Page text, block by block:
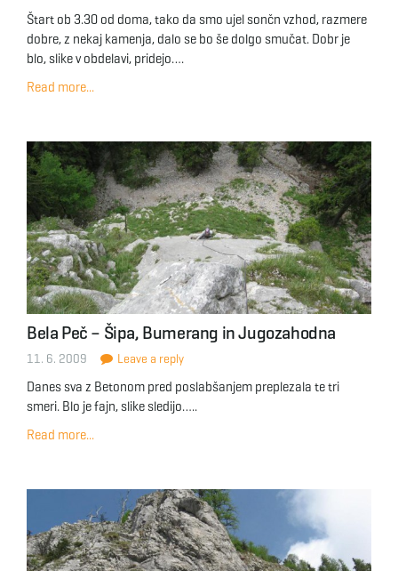
Štart ob 3.30 od doma, tako da smo ujel sončn vzhod, razmere
dobre, z nekaj kamenja, dalo se bo še dolgo smučat. Dobr je
blo, slike v obdelavi, pridejo….
Read more...
Bela Peč – Šipa, Bumerang in Jugozahodna
11. 6. 2009 Leave a reply
Danes sva z Betonom pred poslabšanjem preplezala te tri
smeri. Blo je fajn, slike sledijo…..
Read more...